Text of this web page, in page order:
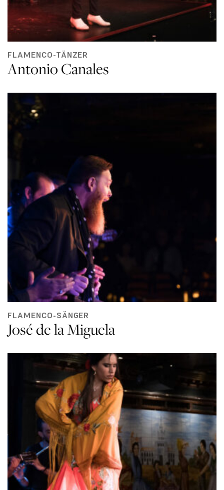
FLAMENCO-TÄNZER
Antonio Canales
FLAMENCO-SÄNGER
José de la Miguela